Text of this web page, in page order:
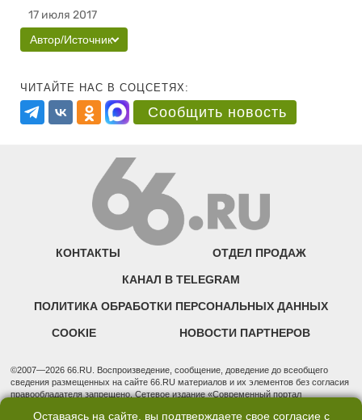
17 июля 2017
Автор/Источник
ЧИТАЙТЕ НАС В СОЦСЕТЯХ:
Сообщить новость
КОНТАКТЫ ОТДЕЛ ПРОДАЖ
КАНАЛ В TELEGRAM
ПОЛИТИКА ОБРАБОТКИ ПЕРСОНАЛЬНЫХ ДАННЫХ
COOKIE НОВОСТИ ПАРТНЕРОВ
©2007—2026 66.RU. Воспроизведение, сообщение, доведение до всеобщего
сведения размещенных на сайте 66.RU материалов и их элементов без согласия
правообладателя запрещено. Сетевое издание «Современный портал
Оставаясь на сайте, вы подтверждаете свое согласие с